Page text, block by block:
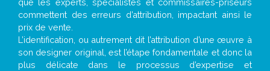
que les experts, spécialistes et commissaires-priseurs
commettent des erreurs d’attribution, impactant ainsi le
prix de vente.
L’identification, ou autrement dit l’attribution d’une œuvre à
son designer original, est l’étape fondamentale et donc la
plus délicate dans le processus d’expertise et